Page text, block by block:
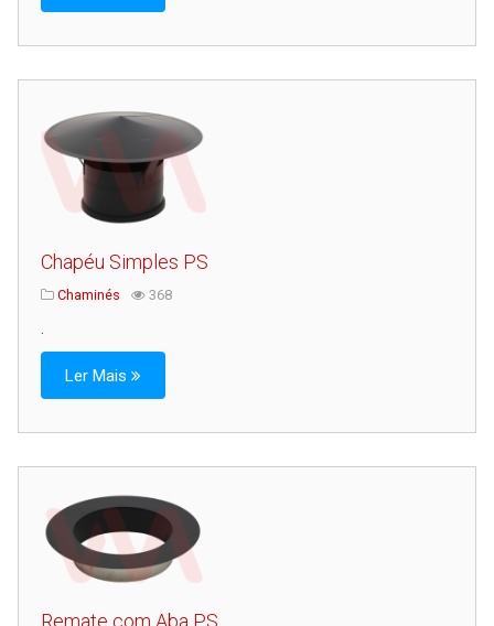
Chapéu Simples PS
Chaminés 368
Ler Mais
Remate com Aba PS